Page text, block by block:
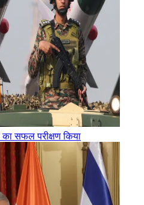
सफल परीक्षण किया